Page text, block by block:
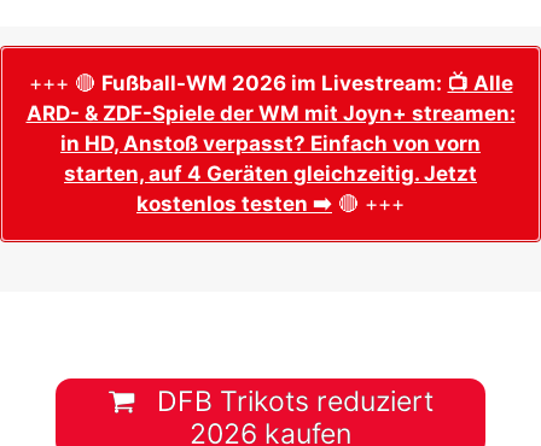
+++ 🔴 Fußball-WM 2026 im Livestream: 📺 Alle
ARD- & ZDF-Spiele der WM mit Joyn+ streamen:
in HD, Anstoß verpasst? Einfach von vorn
starten, auf 4 Geräten gleichzeitig. Jetzt
kostenlos testen ➡️ 🔴 +++
DFB Trikots reduziert
2026 kaufen